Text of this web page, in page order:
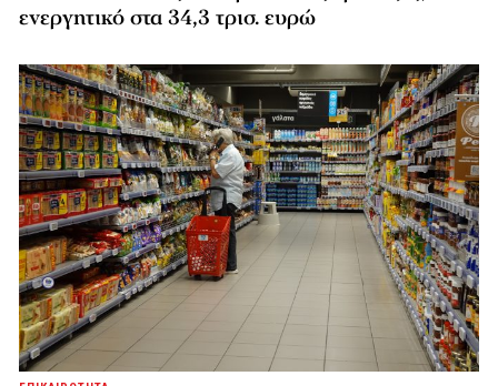
ενεργητικό στα 34,3 τρισ. ευρώ